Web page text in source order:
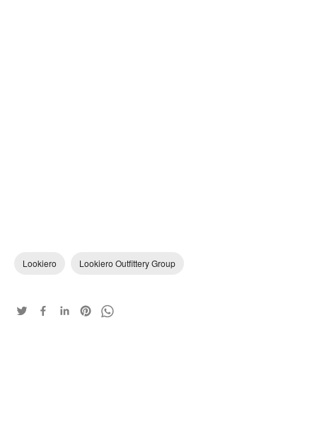
Lookiero Lookiero Outfittery Group